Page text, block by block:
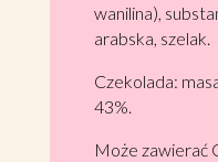
wanilina),
arabska, szelak.
Czekolada:
43%.
Może zawierać